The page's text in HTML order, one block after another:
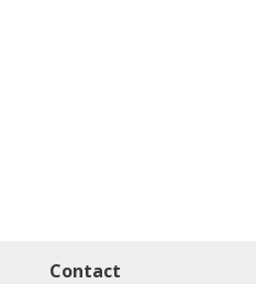
Contact